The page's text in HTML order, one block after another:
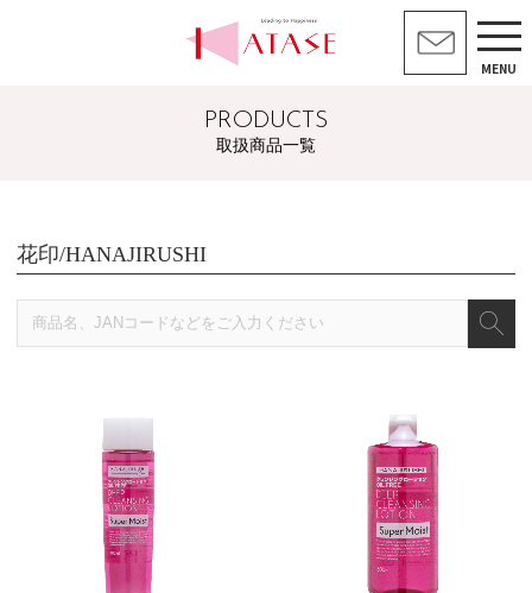
MENU
PRODUCTS
取扱商品一覧
花印/HANAJIRUSHI